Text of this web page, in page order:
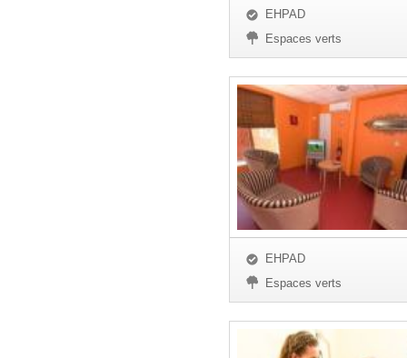
EHPAD
Espaces verts
EHPAD
Espaces verts